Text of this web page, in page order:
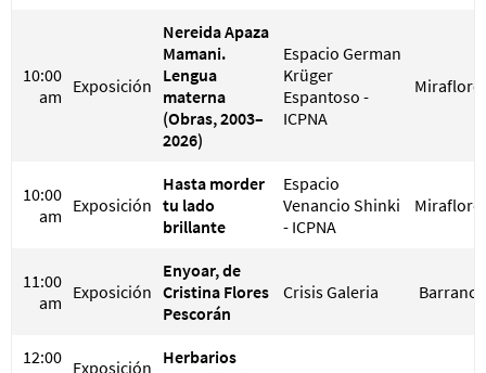
10:00
am Exposición
Nereida Apaza
Mamani.
Lengua
materna
(Obras, 2003–
2026)
Espacio German
Krüger
Espantoso -
ICPNA
10:00
am Exposición
Hasta morder
tu lado
brillante
Espacio
Venancio Shinki
- ICPNA
11:00
am Exposición
Enyoar, de
Cristina Flores
Pescorán
Crisis Galeria Barranco
12:00 Exposición Herbarios